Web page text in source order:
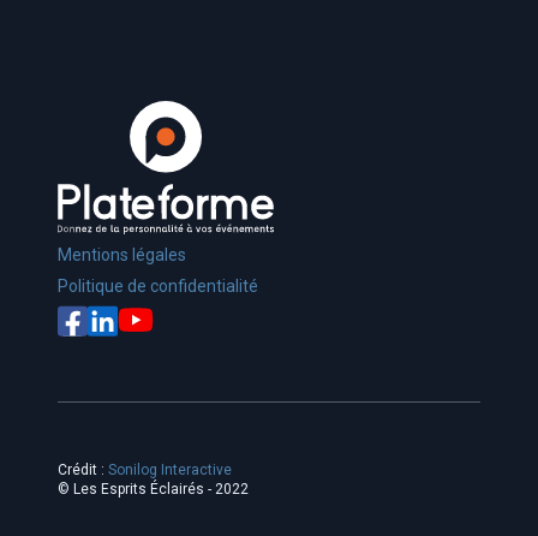
Mentions légales
Politique de confidentialité
Crédit : Sonilog Interactive
© Les Esprits Éclairés - 2022